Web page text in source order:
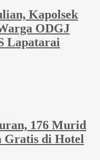
Kapolsek
ODGJ
Lapatarai
176 Murid
Gratis di Hotel